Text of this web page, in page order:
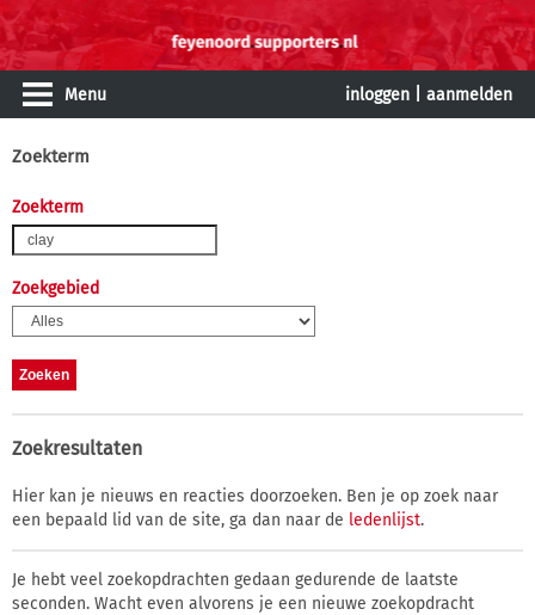
Menu inloggen aanmelden
Zoekterm
Zoekterm
Zoekgebied
Zoekresultaten
Hier kan je nieuws en reacties doorzoeken. Ben je op zoek naar
een bepaald lid van de site, ga dan naar de ledenlijst.
Je hebt veel zoekopdrachten gedaan gedurende de laatste
seconden. Wacht even alvorens je een nieuwe zoekopdracht